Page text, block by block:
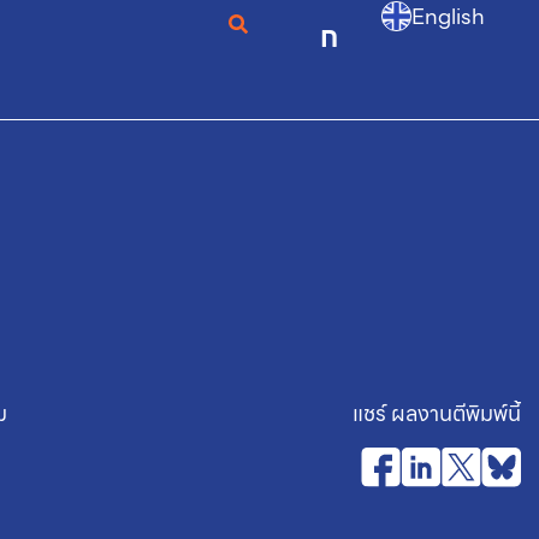
ก English
แชร์ ผลงานตีพิมพ์นี้